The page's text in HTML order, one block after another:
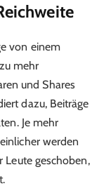
von einem
mehr
und Shares
dazu, Beiträge
Je mehr
werden
Leute geschoben,